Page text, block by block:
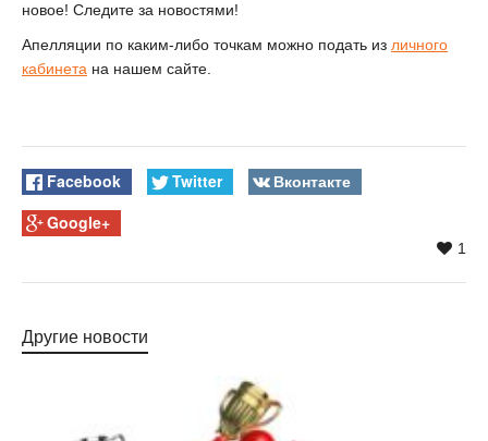
новое! Следите за новостями!
Апелляции по каким-либо точкам можно подать из личного
кабинета на нашем сайте.
Facebook Twitter
Вконтакте
Google+
1
Другие новости